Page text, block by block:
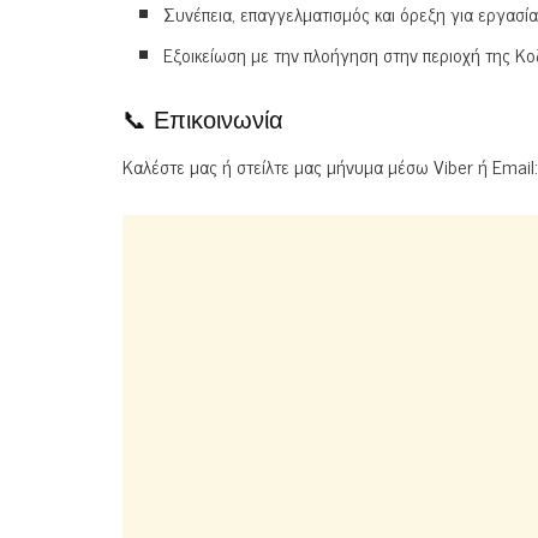
Συνέπεια, επαγγελματισμός και όρεξη για
Εξοικείωση με την πλοήγηση στην περιοχή της
📞 Επικοινωνία
Καλέστε μας ή στείλτε μας μήνυμα μέσω Viber ή Email: